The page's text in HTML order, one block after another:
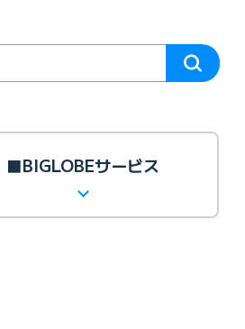
■BIGLOBEサービス